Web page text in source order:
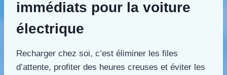
immédiats pour la voiture
électrique
Recharger chez soi, c’est éliminer les files
d’attente, profiter des heures creuses et éviter les